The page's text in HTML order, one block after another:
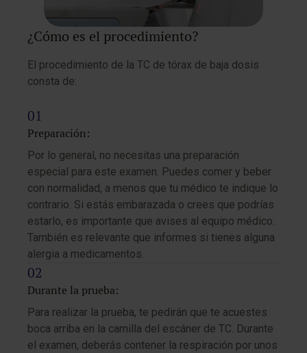
¿Cómo es el procedimiento?
El procedimiento de la TC de tórax de baja dosis
consta de:
Preparación:
Por lo general, no necesitas una preparación
especial para este examen. Puedes comer y beber
con normalidad, a menos que tu médico te indique lo
contrario. Si estás embarazada o crees que podrías
estarlo, es importante que avises al equipo médico.
También es relevante que informes si tienes alguna
alergia a medicamentos.
Durante la prueba:
Para realizar la prueba, te pedirán que te acuestes
boca arriba en la camilla del escáner de TC. Durante
el examen, deberás contener la respiración por unos